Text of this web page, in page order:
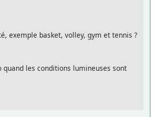
exemple basket, volley, gym et tennis ?
les conditions lumineuses sont